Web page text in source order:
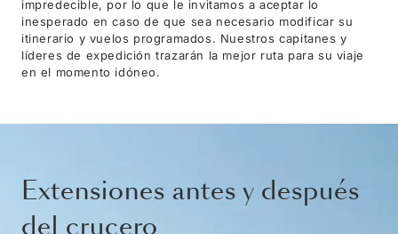
impredecible, por lo que le invitamos a aceptar lo
inesperado en caso de que sea necesario modificar su
itinerario y vuelos programados. Nuestros capitanes y
líderes de expedición trazarán la mejor ruta para su viaje
en el momento idóneo.
Extensiones antes y después
del crucero